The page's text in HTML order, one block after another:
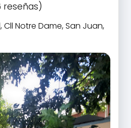
reseñas)
Cll Notre Dame, San Juan,